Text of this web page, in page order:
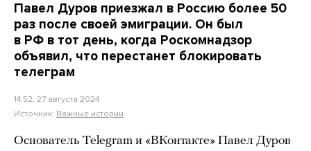
Павел Дуров приезжал в Россию более 50
раз после своей эмиграции. Он был
в РФ в тот день, когда Роскомнадзор
объявил, что перестанет блокировать
телеграм
14:52, 27 августа 2024
Источник: Важные истории
Основатель Telegram и «ВКонтакте» Павел Дуров